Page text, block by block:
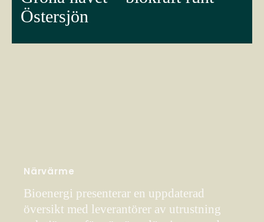
Östersjön
Närvärme
Bioenergi presenterar en uppdaterad
översikt med leverantörer av utrustning